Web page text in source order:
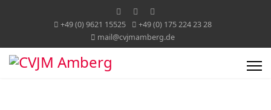
+49 (0) 9621 15525
+49 (0) 175 224 23 28
mail@cvjmamberg.de